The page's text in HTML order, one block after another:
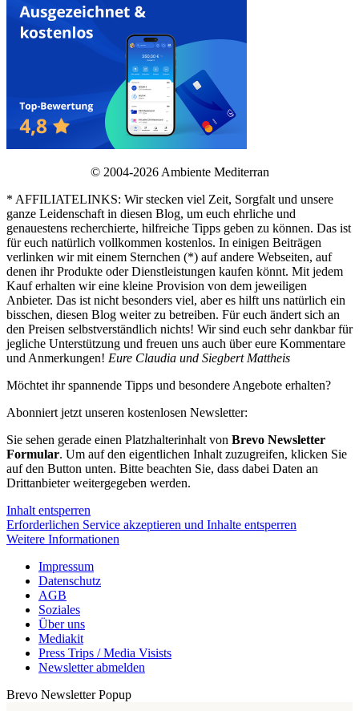
© 2004-2026 Ambiente Mediterran
* AFFILIATELINKS: Wir stecken viel Zeit, Sorgfalt und unsere
ganze Leidenschaft in diesen Blog, um euch ehrliche und
genauestens recherchierte, hilfreiche Tipps geben zu können. Das ist
für euch natürlich vollkommen kostenlos. In einigen Beiträgen
verlinken wir mit einem Sternchen (*) auf andere Webseiten, auf
denen ihr Produkte oder Dienstleistungen kaufen könnt. Mit jedem
Kauf erhalten wir eine kleine Provision von dem jeweiligen
Anbieter. Das ist nicht besonders viel, aber es hilft uns natürlich ein
bisschen, diesen Blog weiter zu betreiben. Für euch ändert sich an
den Preisen selbstverständlich nichts! Wir sind euch sehr dankbar für
jegliche Unterstützung und freuen uns auch über eure Kommentare
und Anmerkungen! Eure Claudia und Siegbert Mattheis
Möchtet ihr spannende Tipps und besondere Angebote erhalten?
Abonniert jetzt unseren kostenlosen Newsletter:
Sie sehen gerade einen Platzhalterinhalt von Brevo Newsletter
Formular. Um auf den eigentlichen Inhalt zuzugreifen, klicken Sie
auf den Button unten. Bitte beachten Sie, dass dabei Daten an
Drittanbieter weitergegeben werden.
Inhalt entsperren
Erforderlichen Service akzeptieren und Inhalte entsperren
Weitere Informationen
Impressum
Datenschutz
AGB
Soziales
Über uns
Mediakit
Press Trips / Media Visists
Newsletter abmelden
Brevo Newsletter Popup